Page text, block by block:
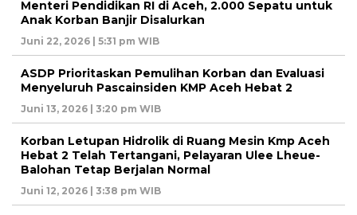
Menteri Pendidikan RI di Aceh, 2.000 Sepatu untuk
Anak Korban Banjir Disalurkan
Juni 22, 2026 | 5:31 pm WIB
ASDP Prioritaskan Pemulihan Korban dan Evaluasi
Menyeluruh Pascainsiden KMP Aceh Hebat 2
Juni 13, 2026 | 3:20 pm WIB
Korban Letupan Hidrolik di Ruang Mesin Kmp Aceh
Hebat 2 Telah Tertangani, Pelayaran Ulee Lheue-
Balohan Tetap Berjalan Normal
Juni 12, 2026 | 3:38 pm WIB